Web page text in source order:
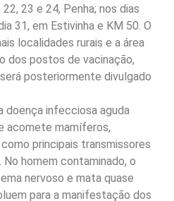
23 e 24, Penha; nos dias
31, em Estivinha e KM 50. O
localidades rurais e a área
dos postos de vacinação,
posteriormente divulgado
doença infecciosa aguda
acomete mamíferos,
principais transmissores
homem contaminado, o
nervoso e mata quase
para a manifestação dos